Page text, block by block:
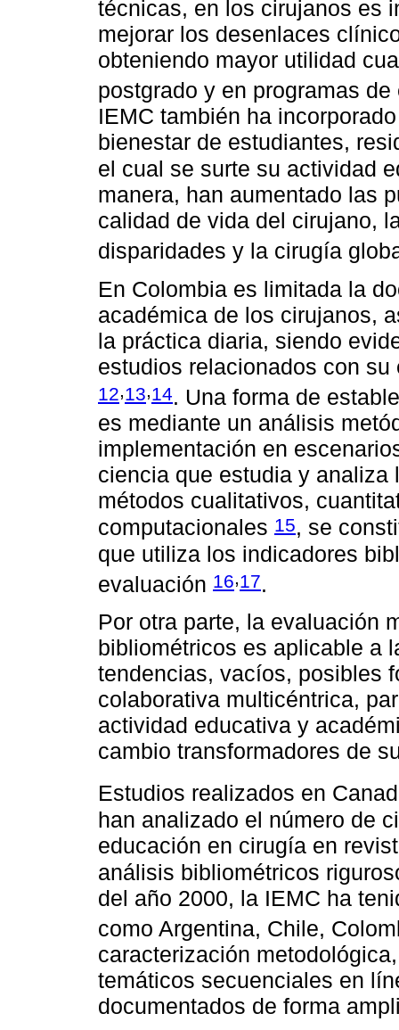
técnicas, en los cirujanos es
mejorar los desenlaces
obteniendo mayor utilidad
postgrado y en programas
IEMC también ha
bienestar de estudiantes,
el cual se surte su actividad
manera, han aumentado las
calidad de vida del cirujano,
disparidades y la cirugía
En Colombia es limitada la
académica de los cirujanos,
la práctica diaria, siendo
estudios relacionados con
12,13,14. Una forma de
es mediante un análisis
implementación en
ciencia que estudia y
métodos cualitativos,
computacionales 15, se
que utiliza los indicadores
evaluación 16,17.
Por otra parte, la evaluación
bibliométricos es aplicable a
tendencias, vacíos, posibles
colaborativa multicéntrica,
actividad educativa y
cambio transformadores de
Estudios realizados en
han analizado el número de
educación en cirugía en
análisis bibliométricos
del año 2000, la IEMC ha
como Argentina, Chile,
caracterización
temáticos secuenciales en
documentados de forma